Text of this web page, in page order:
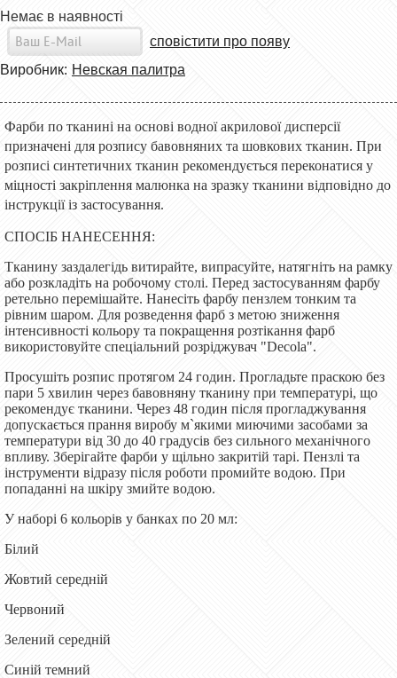
Немає в наявності
сповістити про появу
Виробник: Невская палитра
Фарби по тканині на основі водної акрилової дисперсії
призначені для розпису бавовняних та шовкових тканин. При
розписі синтетичних тканин рекомендується переконатися у
міцності закріплення малюнка на зразку тканини відповідно до
інструкції із застосування.
СПОСІБ НАНЕСЕННЯ:
Тканину заздалегідь витирайте, випрасуйте, натягніть на рамку
або розкладіть на робочому столі. Перед застосуванням фарбу
ретельно перемішайте. Нанесіть фарбу пензлем тонким та
рівним шаром. Для розведення фарб з метою зниження
інтенсивності кольору та покращення розтікання фарб
використовуйте спеціальний розріджувач "Decola".
Просушіть розпис протягом 24 годин. Прогладьте праскою без
пари 5 хвилин через бавовняну тканину при температурі, що
рекомендує тканини. Через 48 годин після прогладжування
допускається прання виробу м`якими миючими засобами за
температури від 30 до 40 градусів без сильного механічного
впливу. Зберігайте фарби у щільно закритій тарі. Пензлі та
інструменти відразу після роботи промийте водою. При
попаданні на шкіру змийте водою.
У наборі 6 кольорів у банках по 20 мл:
Білий
Жовтий середній
Червоний
Зелений середній
Синій темний